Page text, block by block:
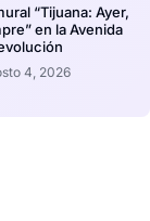
“Tijuana: Ayer,
en la Avenida
4, 2026